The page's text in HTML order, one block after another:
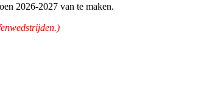
2026-2027 van te maken.